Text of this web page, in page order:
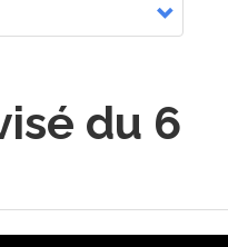
du 6